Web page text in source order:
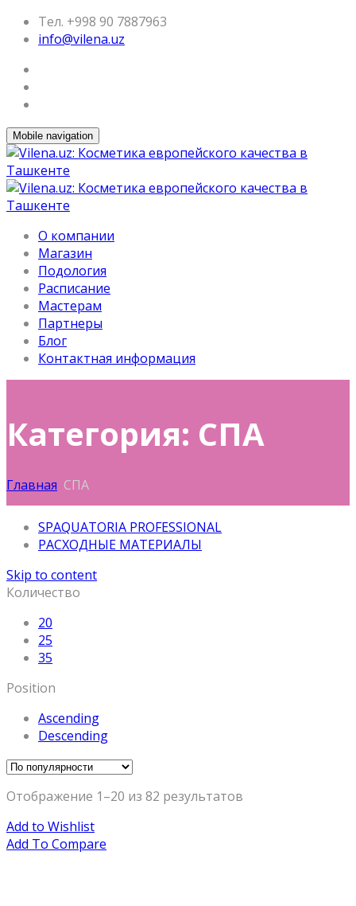
Тел. +998 90 7887963
info@vilena.uz
Mobile navigation
О компании
Магазин
Подология
Расписание
Мастерам
Партнеры
Блог
Контактная информация
Категория: СПА
Главная СПА
SPAQUATORIA PROFESSIONAL
РАСХОДНЫЕ МАТЕРИАЛЫ
Skip to content
Количество
20
25
35
Position
Ascending
Descending
Отображение 1–20 из 82 результатов
Add to Wishlist
Add To Compare